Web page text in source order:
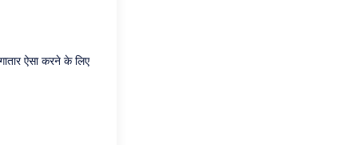
ऐसा करने के लिए